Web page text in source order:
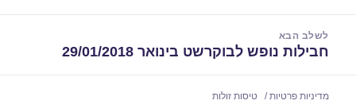
לשלב הבא
הפוסט
חבילות נופש לבוקרשט בינואר 29/01/2018
מדיניות פרטיות טיסות זולות